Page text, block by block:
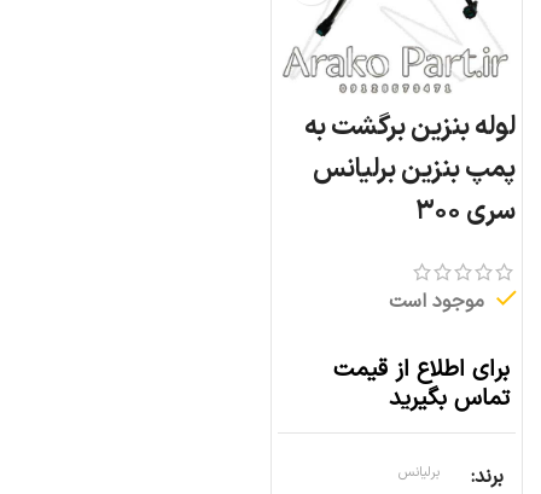
لوله بنزین برگشت به
پمپ بنزین برلیانس
سری ۳۰۰
موجود است
برای اطلاع از قیمت
تماس بگیرید
برند برلیانس